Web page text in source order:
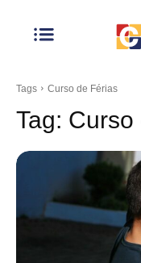
Tags Curso de Férias
Tag: Curso